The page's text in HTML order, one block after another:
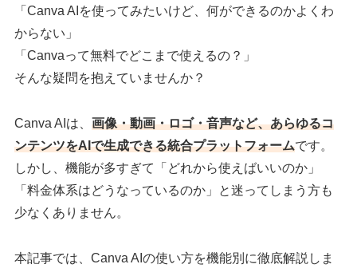
「Canva AIを使ってみたいけど、何ができるのかよくわ
からない」
「Canvaって無料でどこまで使えるの？」
そんな疑問を抱えていませんか？
Canva AIは、画像・動画・ロゴ・音声など、あらゆるコ
ンテンツをAIで生成できる統合プラットフォームです。
しかし、機能が多すぎて「どれから使えばいいのか」
「料金体系はどうなっているのか」と迷ってしまう方も
少なくありません。
本記事では、Canva AIの使い方を機能別に徹底解説しま